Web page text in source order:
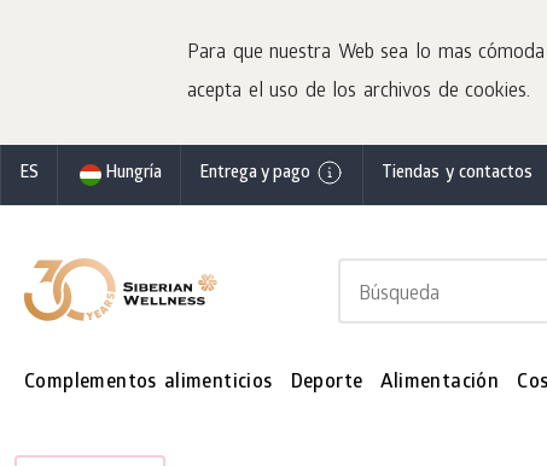
Para que nuestra Web sea lo mas
acepta el uso de los archivos de cookies.
ES Hungría Entrega y pago Tiendas y contactos
Complementos alimenticios Deporte Alimentación